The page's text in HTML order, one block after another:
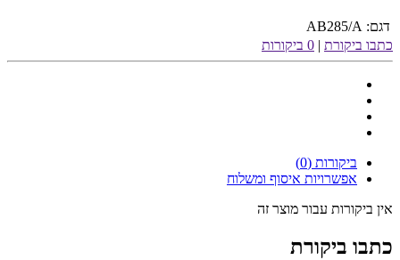
דגם: AB285/A
כתבו ביקורת | 0 ביקורות
ביקורות (0)
אפשרויות איסוף ומשלוח
אין ביקורות עבור מוצר זה
כתבו ביקורת